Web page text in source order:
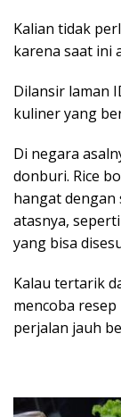
Kalian tidak
karena saat ini
Dilansir laman
kuliner yang
Di negara
donburi. Rice
hangat dengan
atasnya,
yang bisa
Kalau tertarik
mencoba
perjalan jauh